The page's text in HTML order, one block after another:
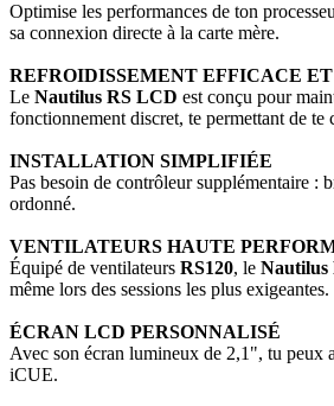
Optimise les performances de ton
sa connexion directe à la carte mère.
REFROIDISSEMENT EFFICACE
Le Nautilus RS LCD est conçu pour
fonctionnement discret, te permettant de te
INSTALLATION SIMPLIFIÉE
Pas besoin de contrôleur supplémentaire :
ordonné.
VENTILATEURS HAUTE
Équipé de ventilateurs RS120, le Nautilus
même lors des sessions les plus exigeantes.
ÉCRAN LCD PERSONNALISÉ
Avec son écran lumineux de 2,1", tu peux
iCUE.